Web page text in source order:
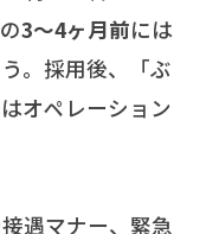
3〜4ヶ月前には
。採用後、「ぶ
オペレーション
遇マナー、緊急